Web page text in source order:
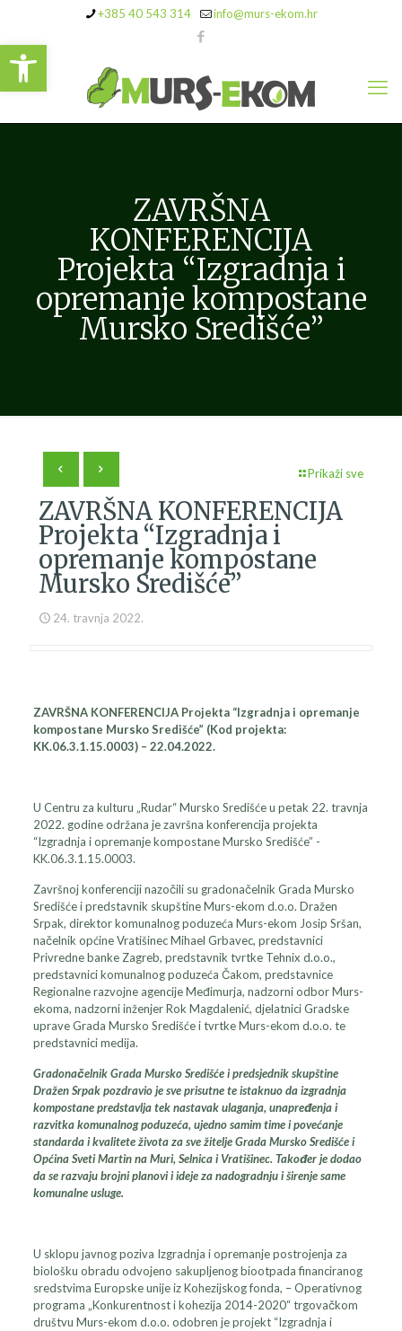
Open toolbar
+385 40 543 314 info@murs-ekom.hr
ZAVRŠNA
KONFERENCIJA
Projekta “Izgradnja i
opremanje kompostane
Mursko Središće”
Prikaži sve
ZAVRŠNA KONFERENCIJA
Projekta “Izgradnja i
opremanje kompostane
Mursko Središće”
24. travnja 2022.
ZAVRŠNA KONFERENCIJA Projekta “Izgradnja i opremanje
kompostane Mursko Središće” (Kod projekta:
KK.06.3.1.15.0003) – 22.04.2022.
U Centru za kulturu „Rudar“ Mursko Središće u petak 22. travnja
2022. godine održana je završna konferencija projekta
“Izgradnja i opremanje kompostane Mursko Središće” -
KK.06.3.1.15.0003.
Završnoj konferenciji nazočili su gradonačelnik Grada Mursko
Središće i predstavnik skupštine Murs-ekom d.o.o. Dražen
Srpak, direktor komunalnog poduzeća Murs-ekom Josip Sršan,
načelnik općine Vratišinec Mihael Grbavec, predstavnici
Privredne banke Zagreb, predstavnik tvrtke Tehnix d.o.o.,
predstavnici komunalnog poduzeća Čakom, predstavnice
Regionalne razvojne agencije Međimurja, nadzorni odbor Murs-
ekoma, nadzorni inženjer Rok Magdalenić, djelatnici Gradske
uprave Grada Mursko Središće i tvrtke Murs-ekom d.o.o. te
predstavnici medija.
Gradonačelnik Grada Mursko Središće i predsjednik skupštine
Dražen Srpak pozdravio je sve prisutne te istaknuo da izgradnja
kompostane predstavlja tek nastavak ulaganja, unapređenja i
razvitka komunalnog poduzeća, ujedno samim time i povećanje
standarda i kvalitete života za sve žitelje Grada Mursko Središće i
Općina Sveti Martin na Muri, Selnica i Vratišinec. Također je dodao
da se razvaju brojni planovi i ideje za nadogradnju i širenje same
komunalne usluge.
U sklopu javnog poziva Izgradnja i opremanje postrojenja za
biološku obradu odvojeno sakupljenog biootpada financiranog
sredstvima Europske unije iz Kohezijskog fonda, – Operativnog
programa „Konkurentnost i kohezija 2014-2020“ trgovačkom
društvu Murs-ekom d.o.o. odobren je projekt “Izgradnja i